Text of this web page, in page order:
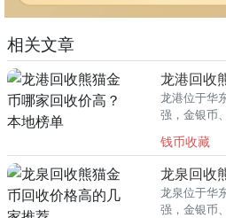
相关文章
龙港位于华
强，金银币
熊猫金币的
回收渠道里
钱币收藏
龙泉位于华
强，金银币